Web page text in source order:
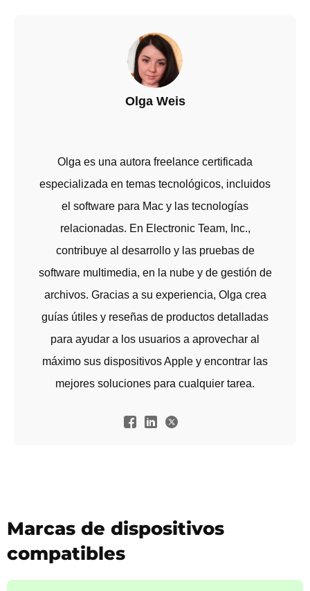
Olga Weis
Olga es una autora freelance certificada
especializada en temas tecnológicos, incluidos
el software para Mac y las tecnologías
relacionadas. En Electronic Team, Inc.,
contribuye al desarrollo y las pruebas de
software multimedia, en la nube y de gestión de
archivos. Gracias a su experiencia, Olga crea
guías útiles y reseñas de productos detalladas
para ayudar a los usuarios a aprovechar al
máximo sus dispositivos Apple y encontrar las
mejores soluciones para cualquier tarea.
Marcas de dispositivos
compatibles